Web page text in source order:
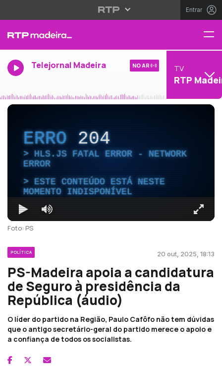
Entrar
Telejornal Madeira NO AR TV
RTP
ERRO204
HLS.JS FATAL ERROR - NETWORK
ERROR
ESTE CONTEÚDO ESTÁ NESTE
MOMENTO INDISPONÍVEL
Foto: PS
POLÍTICA 20 out, 2025, 18:13
PS-Madeira apoia a candidatura
de Seguro à presidência da
República (áudio)
O líder do partido na Região, Paulo Cafôfo não tem dúvidas
que o antigo secretário-geral do partido merece o apoio e
a confiança de todos os socialistas.